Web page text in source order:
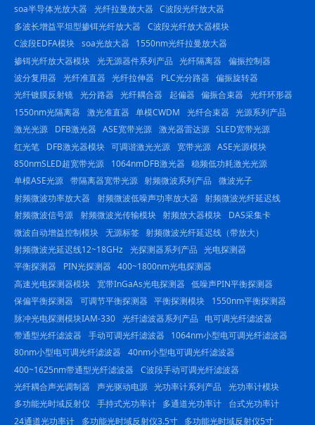
soa半导体光放大器
光纤拉曼放大器 C波段光纤放大器
多波长增益平坦型掺铒光纤放大器
C波段光纤放大器模块
C波段EDFA模块 soa光放大器
1550nm光纤拉曼放大器
掺铒光纤放大器模块 光无源器件系列产品 光纤隔离器
偏振控制器
波分复用器
光纤准直器 光纤拉伸器 PLC光分路器
偏振旋转器
光纤镀膜反射镜 光分路器 光纤耦合器 起偏器 偏振合束器
光纤环形器
1550nm光隔离器
激光准直器 单模CWDM 光纤合束器
光源系列产品
激光光源
DFB激光器 ASE宽带光源 激光器雷达源 SLED宽带光源
红光笔
DFB激光器模块 可调谐激光光源 宽带光源 ASE光源模块
850nmSLED超宽带光源
1064nmDFB激光器 稳频低功耗激光光源
单模ASE光源 带隔离器宽带光源 射频微波系列产品
微波光子
射频微波功率放大器
射频微波低噪声功率放大器 射频微波光纤延迟线
射频微波信号源 射频微波光传输模块 射频放大器模块
DAS采集卡
微波自动增益控制模块 无源标签 射频微波光纤延迟线（带放大）
射频微波光延迟线12~18GHz 光探测器系列产品 光电探测器
平衡探测器
PIN光探测器 400~1800nm光电探测器
高速光电探测器模块
宽带InGaAs光电探测器 低噪声PIN平衡探测器
保偏平衡探测器
可调节平衡探测器 平衡探测模块
1550nm平衡探测器
脉冲光电探测模块IAM-330 光纤滤波器系列产品
电可调光纤滤波器
带通型光纤滤波器
手动可调光纤滤波器
1064nm小型电可调光纤滤波器
80nm小型电可调光纤滤波器
40nm小型电可调光纤滤波器
400~1625nm带通型光纤滤波器
C波段手动可调光纤滤波器
光纤耦合声光调制器
声光驱动电源 光功率计系列产品
光功率计模块
多功能光时域反射仪 手持式光功率计 多通道光功率计
台式光功率计
24通道光功率计
多功能光时域反射仪3.5寸 多功能光时域反射仪5寸